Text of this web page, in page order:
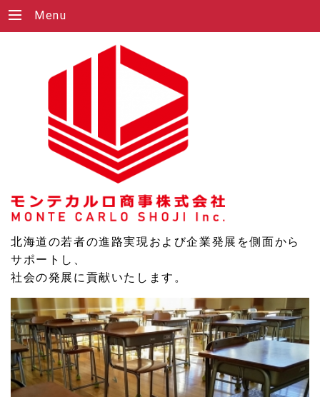
Menu
北海道の若者の進路実現および企業発展を側面から
サポートし、
社会の発展に貢献いたします。